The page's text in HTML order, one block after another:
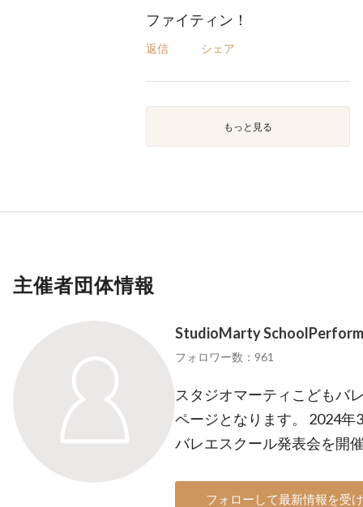
ファイティン！
返信 シェア
もっと見る
主催者団体情報
StudioMarty
フォロワー数：961
スタジオマーティこどもバ
ページとなります。 2024
バレエスクール発表会を開
フォローして最新情報を受